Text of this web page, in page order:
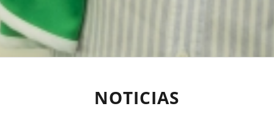
NOTICIAS